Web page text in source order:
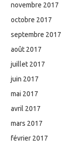
novembre 2017
octobre 2017
septembre 2017
août 2017
juillet 2017
juin 2017
mai 2017
avril 2017
mars 2017
février 2017